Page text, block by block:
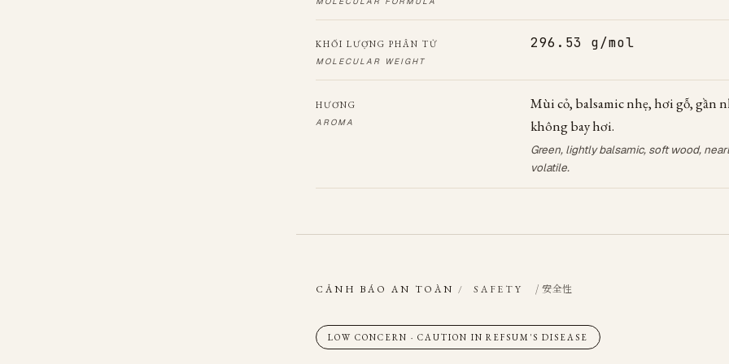
KHỐI LƯỢNG PHÂN TỬ
MOLECULAR WEIGHT
296.53 g/mol
HƯƠNG
AROMA
Mùi cỏ, balsamic nhẹ, hơi gỗ, gần
không bay hơi.
Green, lightly balsamic, soft wood,
volatile.
CẢNH BÁO AN TOÀN / SAFETY / 安全性
LOW CONCERN · CAUTION IN REFSUM'S DISEASE